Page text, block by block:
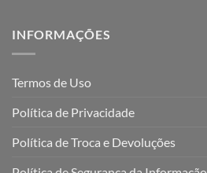
INFORMAÇÕES
Termos de Uso
Política de Privacidade
Política de Troca e Devoluções